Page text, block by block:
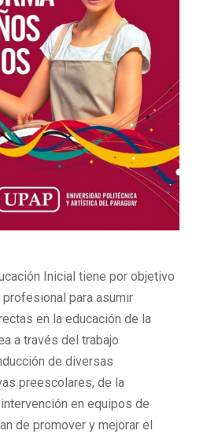
Inicial tiene por objetivo
para asumir
en la educación de la
a través del trabajo
de diversas
preescolares, de la
en equipos de
de promover y mejorar el